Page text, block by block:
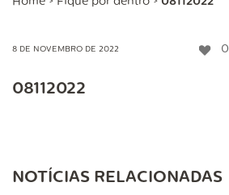
8 DE NOVEMBRO DE 2022 0
08112022
NOTÍCIAS RELACIONADAS